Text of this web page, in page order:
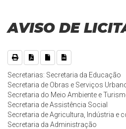
AVISO DE
Secretarias: Secretaria da Educação
Secretaria de Obras e Serviços
Secretaria do Meio Ambiente e
Secretaria de Assistência Social
Secretaria de Agricultura, Indústria e
Secretaria da Administração